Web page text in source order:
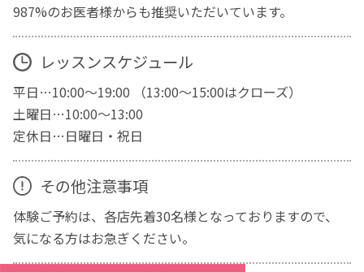
987%のお医者様からも推奨いただいています。
レッスンスケジュール
平日…10:00～19:00 （13:00～15:00はクローズ）
土曜日…10:00～13:00
定休日…日曜日・祝日
その他注意事項
体験ご予約は、各店先着30名様となっておりますので、
気になる方はお急ぎください。